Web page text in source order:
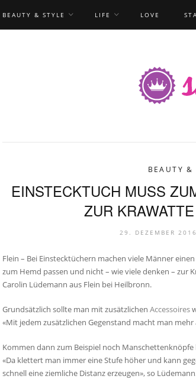
BEAUTY & STYLE LIFE LOVE
BEAUTY &
EINSTECKTUCH MUSS
ZUR
29. DEZEMBER
Flein – Bei Einstecktüchern machen viele Männer
zum Hemd passen und nicht – wie viele denken – zur
Carolin Lüdemann aus Flein bei Heilbronn.
Grundsätzlich sollte man mit zusätzlichen Accessoires
«Mit jedem zusätzlichen Gegenstand macht man
Kommen dann zum Beispiel noch
«Da klettert man immer eine Stufe höher und kann
schnell eine ziemliche Distanz erzeugen», so